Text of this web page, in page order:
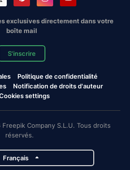
exclusives directement dans votre
boîte mail
S'inscrire
Politique de confidentialité
Notification de droits d'auteur
settings
Company S.L.U. Tous droits
réservés.
Français